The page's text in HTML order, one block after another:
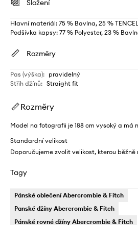
Složení
Hlavní materiál: 75 % Bavlna, 25 %
Podšívka kapsy: 77 % Polyester, 23 %
Rozměry
Pas (výška): pravidelný
Střih džínů: Straight fit
Rozměry
Model na fotografii je 188 cm vysoký a má
Standardní velikost
Doporučujeme zvolit velikost, kterou běžně
Tagy
Pánské oblečení Abercrombie & Fitch
Panské džíny Abercrombie & Fitch
Pánské rovné džíny Abercrombie & Fitch